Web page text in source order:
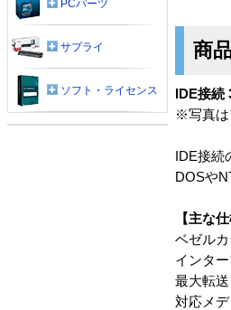
商
IDE接
※写真は
IDE接
DOSや
【主な仕
ベゼル
インタ
最大転
対応メ
PCパーツ
サプライ
ソフト・ライセンス